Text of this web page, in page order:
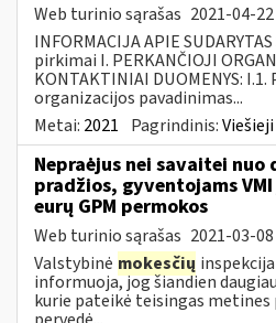
Web turinio sąrašas 2021-04-22
INFORMACIJA APIE
pirkimai I. PERKANČIOJI
KONTAKTINIAI DUOMENYS:
organizacijos pavadinimas...
Metai: 2021 Pagrindinis:
Nepraėjus nei savaitei nuo
pradžios, gyventojams
eurų GPM permokos
Web turinio sąrašas 2021-03-08
Valstybinė mokesčių
informuoja, jog šiandien
kurie pateikė teisingas metines